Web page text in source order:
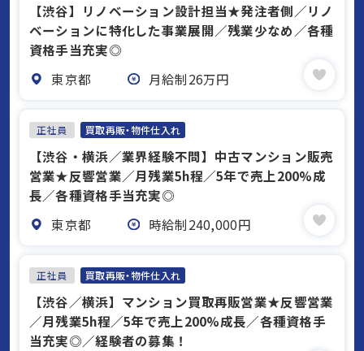
【渋谷】リノベーション設計担当★発注者側／リノ
ベーションに特化した事業展開／残業少なめ／各種
資格手当充実◎
東京都
月給制26万円
正社員 買取再販・物件仕入れ
【渋谷・横浜／業界経験不問】中古マンション販売
営業★反響営業／月残業5h程／5年で売上200%成
長／各種資格手当充実◎
東京都
時給制240,000円
正社員 買取再販・物件仕入れ
【渋谷／横浜】マンション買取再販営業★反響営業
／月残業5h程／5年で売上200%成長／各種資格手
当充実◎／経験者の募集！